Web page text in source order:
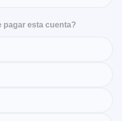
pagar esta cuenta?